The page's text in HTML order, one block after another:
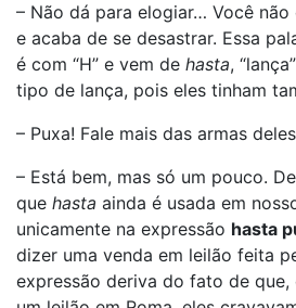
– Não dá para elogiar… Você
e acaba de se desastrar. Essa
é com “H” e vem de hasta,
tipo de lança, pois eles tinham
– Puxa! Fale mais das armas
– Está bem, mas só um pouco.
que hasta ainda é usada em
unicamente na expressão hasta
dizer uma venda em leilão feita
expressão deriva do fato de que,